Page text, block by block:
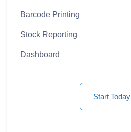
Barcode Printing
Stock Reporting
Dashboard
Start Today